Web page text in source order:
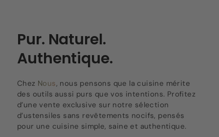
Pur. Naturel.
Authentique.
Chez Nous, nous pensons que la cuisine mérite
des outils aussi purs que vos intentions. Profitez
d’une vente exclusive sur notre sélection
d’ustensiles sans revêtements nocifs, pensés
pour une cuisine simple, saine et authentique.